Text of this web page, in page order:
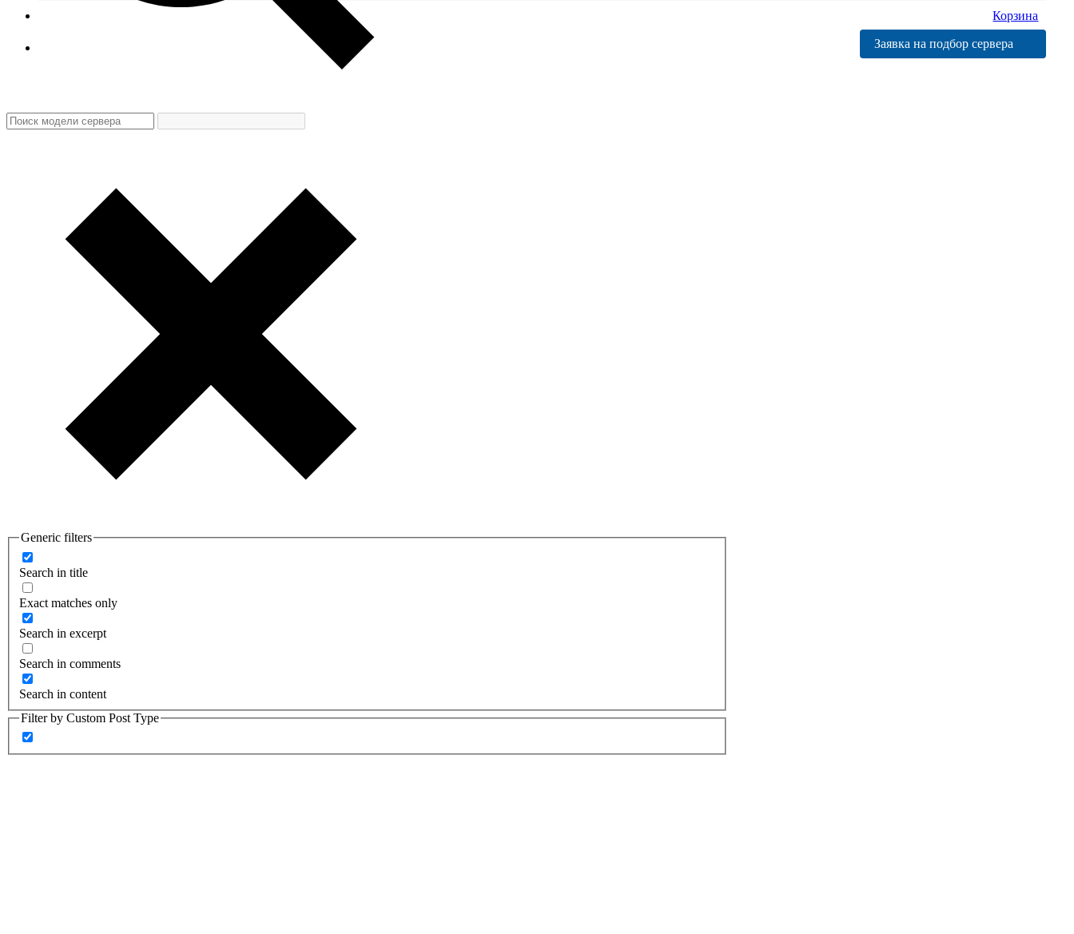
Корзина
Заявка на подбор сервера
Generic filters
Search in title
Exact matches only
Search in excerpt
Search in comments
Search in content
Filter by Custom Post Type